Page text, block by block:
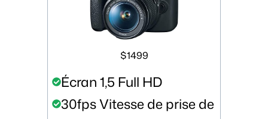
$1499
Écran 1,5 Full HD
30fps Vitesse de prise de